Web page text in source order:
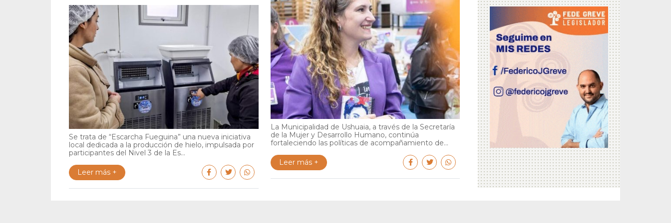
Se trata de “Escarcha Fueguina” una nueva iniciativa
local dedicada a la producción de hielo, impulsada por
participantes del Nivel 3 de la Es...
Leer más +
La Municipalidad de Ushuaia, a través de la Secretaría
de la Mujer y Desarrollo Humano, continúa
fortaleciendo las políticas de acompañamiento de...
Leer más +